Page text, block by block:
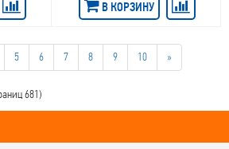
В КОРЗИНУ
5 6 7 8 9 10 »
681)